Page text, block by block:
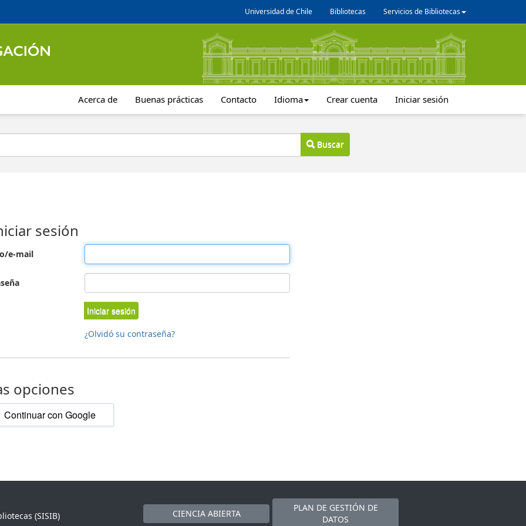
Universidad de Chile Bibliotecas Servicios de Bibliotecas
Acerca de Buenas prácticas Contacto Idioma Crear cuenta Iniciar sesión
Buscar
sesión
e-mail
Iniciar sesión
¿Olvidó su contraseña?
opciones
Continuar con Google
(SISIB)
CIENCIA ABIERTA
PLAN DE GESTIÓN DE
DATOS